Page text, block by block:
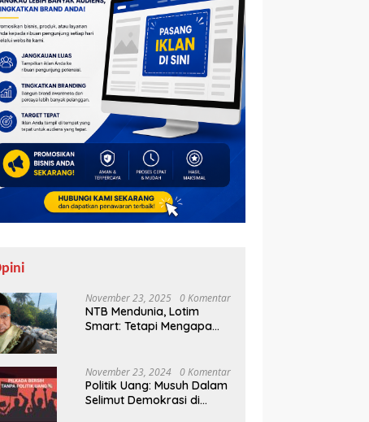
November 23, 2025 0 Komentar
NTB Mendunia, Lotim
Smart: Tetapi Mengapa
November 23, 2024 0 Komentar
Politik Uang: Musuh Dalam
Selimut Demokrasi di